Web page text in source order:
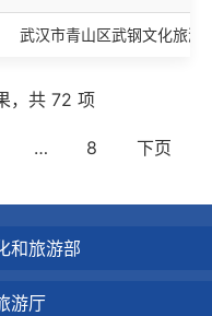
武汉市青山区武钢文化旅游
，共 72 项
… 8 下页
和旅游部
游厅